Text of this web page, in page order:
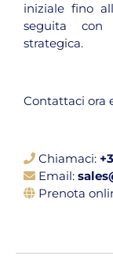
iniziale fino
seguita con
strategica.
Contattaci ora
Chiamaci:
Email:
Prenota